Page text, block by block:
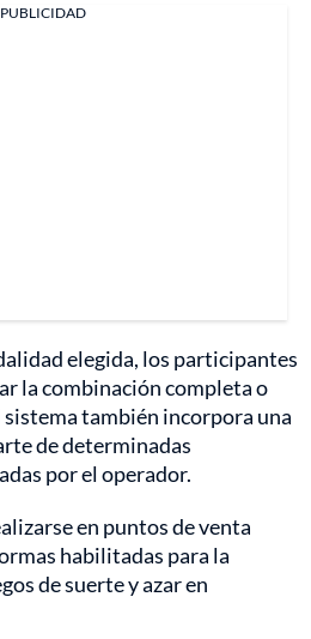
PUBLICIDAD
elegida, los participantes
la combinación completa o
sistema también incorpora una
de determinadas
por el operador.
en puntos de venta
habilitadas para la
de suerte y azar en